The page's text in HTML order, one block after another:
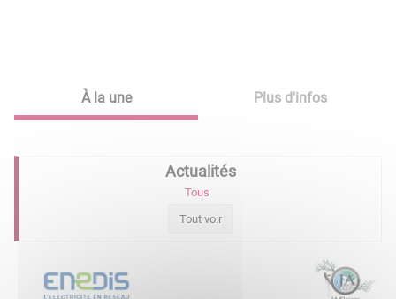
À la une Plus d'infos
Actualités
Tous
Tout voir